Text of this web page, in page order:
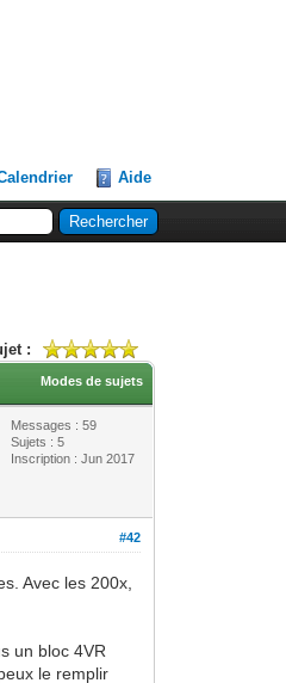
Aide
:
Modes de sujets
Messages : 59
Sujets : 5
Inscription : Jun 2017
#42
Avec les 200x,
un bloc 4VR
le remplir